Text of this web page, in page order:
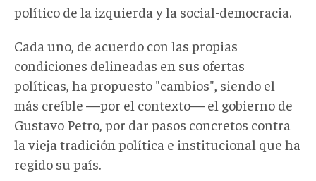
político de la izquierda y la social-democracia.
Cada uno, de acuerdo con las propias
condiciones delineadas en sus ofertas
políticas, ha propuesto "cambios", siendo el
más creíble —por el contexto— el gobierno de
Gustavo Petro, por dar pasos concretos contra
la vieja tradición política e institucional que ha
regido su país.